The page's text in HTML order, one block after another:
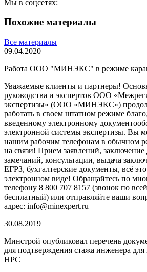
Мы в соцсетях:
Похожие материалы
Все материалы
09.04.2020
Работа ООО "МИНЭКС" в режиме
Уважаемые клиенты и партнеры!
руководства и экспертов ООО
экспертизы» (ООО «МИНЭКС»)
работать в своем штатном режиме
введенному электронному
электронной системы экспертизы. Вы
нашим рабочим телефонам в обычном
на связи! Прием заявлений, заключение
замечаний, консультации, выдача
ЕГРЗ, бухгалтерские документы, всё
электронном виде! Обращайтесь по
телефону 8 800 707 8157 (звонок по
бесплатный) или отправляйте ваши
адрес: info@minexpert.ru
30.08.2019
Минстрой опубликовал перечень
для подтверждения стажа инженера для
НРС